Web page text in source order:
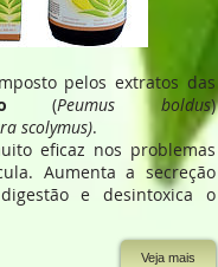
pelos extratos das
(Peumus boldus)
scolymus).
eficaz nos problemas
Aumenta a secreção
e desintoxica o
Veja mais